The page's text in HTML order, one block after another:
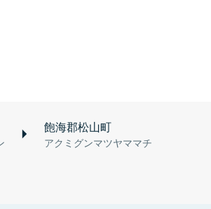
飽海郡松山町
アクミグンマツヤママチ